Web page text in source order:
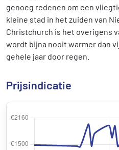
genoeg redenen om een
kleine stad in het zuiden van
Christchurch is het overigens
wordt bijna nooit warmer dan
gehele jaar door regen.
Prijsindicatie